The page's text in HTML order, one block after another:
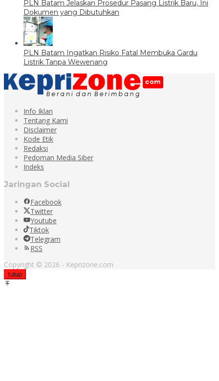
PLN Batam Jelaskan Prosedur Pasang Listrik Baru, Ini
Dokumen yang Dibutuhkan
PLN Batam Ingatkan Risiko Fatal Membuka Gardu
Listrik Tanpa Wewenang
Info Iklan
Tentang Kami
Disclaimer
Kode Etik
Redaksi
Pedoman Media Siber
Indeks
Jaringan Social
Facebook
Twitter
Youtube
Tiktok
Telegram
RSS
Copyright © 2026 - Keprizone.com
tutup